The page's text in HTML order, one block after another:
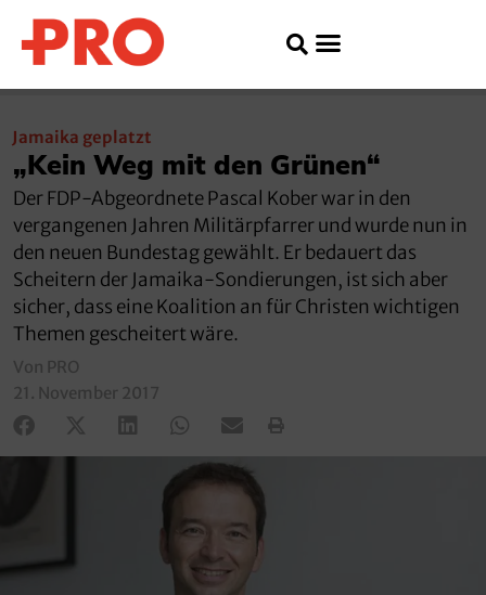
Jamaika geplatzt
„Kein Weg mit den Grünen“
Der FDP-Abgeordnete Pascal Kober war in den
vergangenen Jahren Militärpfarrer und wurde nun in
den neuen Bundestag gewählt. Er bedauert das
Scheitern der Jamaika-Sondierungen, ist sich aber
sicher, dass eine Koalition an für Christen wichtigen
Themen gescheitert wäre.
Von PRO
21. November 2017